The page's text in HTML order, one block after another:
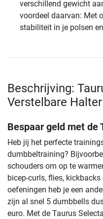
verschillend gewicht
voordeel daarvan: Met
stabiliteit in je polsen
Beschrijving:
Verstelbare
Bespaar geld met de
Heb jij het perfecte
dumbbeltraining?
schouders om op te
bicep-curls, flies,
oefeningen heb je een
zijn al snel 5 dumbbells
euro. Met de Taurus